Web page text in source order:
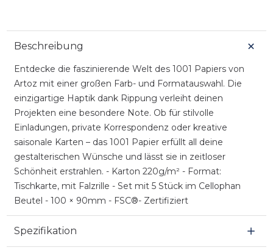
Beschreibung
Entdecke die faszinierende Welt des 1001 Papiers von
Artoz mit einer großen Farb- und Formatauswahl. Die
einzigartige Haptik dank Rippung verleiht deinen
Projekten eine besondere Note. Ob für stilvolle
Einladungen, private Korrespondenz oder kreative
saisonale Karten – das 1001 Papier erfüllt all deine
gestalterischen Wünsche und lässt sie in zeitloser
Schönheit erstrahlen. - Karton 220g/m² - Format:
Tischkarte, mit Falzrille - Set mit 5 Stück im Cellophan
Beutel - 100 × 90mm - FSC®- Zertifiziert
Spezifikation